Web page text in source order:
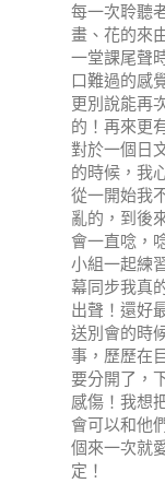
每一次聆聽
畫、花的來
一堂課尾聲
口難過的感
更別說能再
的！再來更
對於一個日
的時候，我
從一開始我
亂的，到後
會一直唸，
小組一起練
幕同步我真
出聲！還好
送別會的時
事，歷歷在
要分開了，
感傷！我想
會可以和他
個來一次就
定！